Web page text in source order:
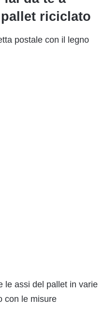
riciclato
postale con il legno
le assi del pallet in varie
con le misure